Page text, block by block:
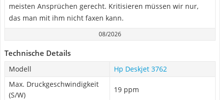
meisten Ansprüchen gerecht. Kritisieren müssen wir nur,
das man mit ihm nicht faxen kann.
08/2026
Technische Details
Modell
Hp Deskjet 3762
Max. Druckgeschwindigkeit
(S/W)
19 ppm